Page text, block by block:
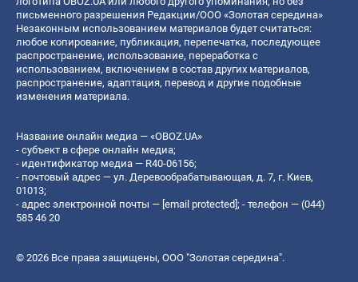
письменного разрешения Редакции/ООО «Золотая середина»
Незаконным использованием материалов будет считаться:
любое копирование, публикация, перепечатка, последующее
распространение, использование, переработка с
использованием, включением в состав других материалов,
распространение, адаптация, перевод и другие подобные
изменения материала.
Название онлайн медиа — «OBOZ.UA»
- субъект в сфере онлайн медиа;
- идентификатор медиа — R40-06156;
- почтовый адрес — ул. Деревообрабатывающая, д. 7, г. Киев,
01013;
- адрес электронной почты — [email protected]; - телефон — (044)
585 46 20
© 2026 Все права защищены, ООО "Золотая середина".